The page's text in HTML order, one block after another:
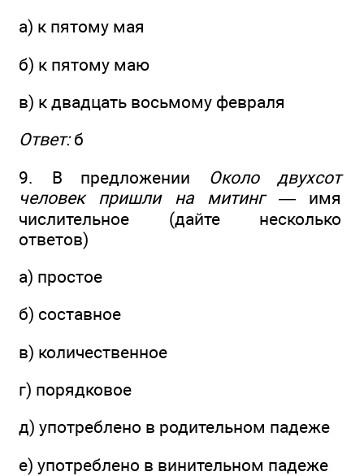
а) к пятому мая
б) к пятому маю
в) к двадцать восьмому февраля
Ответ:б
9. В предложении Около двухсот
человек пришли на митинг —имя
числительное (дайте несколько
ответов)
а) простое
б) составное
в) количественное
г) порядковое
д) употреблено в родительном падеже
е) употреблено в винительном падеже